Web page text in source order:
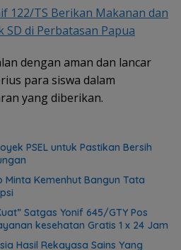
122/TS Berikan Makanan dan
SD di Perbatasan Papua
dengan aman dan lancar
para siswa dalam
yang diberikan.
PSEL untuk Pastikan Bersih
Minta Kemenhut Bangun Tata
Satgas Yonif 645/GTY Pos
kesehatan Gratis 1 x 24 Jam
Hasil Rekayasa Sains Yang